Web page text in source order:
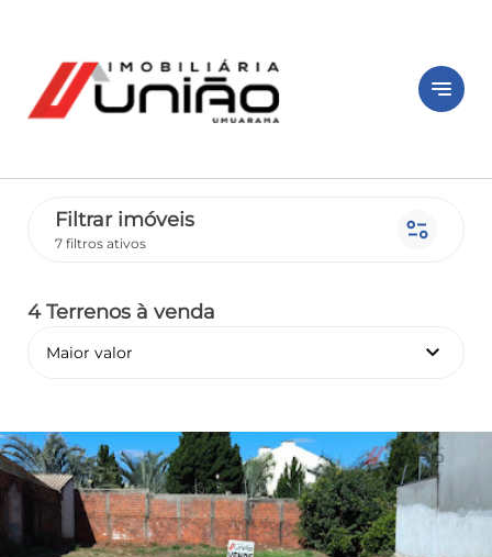
notes
Filtrar imóveis
7 filtros ativos page_info
4 Terrenos à venda
Maior valor keyboard_arrow_down